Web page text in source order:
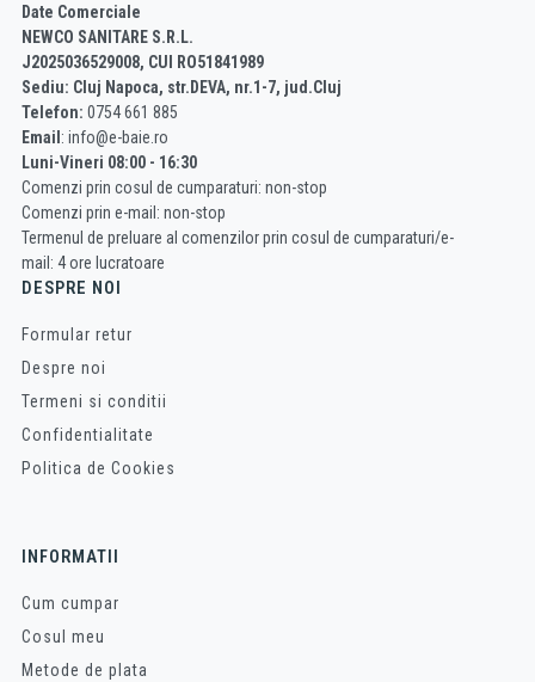
Date Comerciale
NEWCO SANITARE S.R.L.
J2025036529008, CUI RO51841989
Sediu: Cluj Napoca, str.DEVA, nr.1-7, jud.Cluj
Telefon: 0754 661 885
Email : info@e-baie.ro
Luni-Vineri 08:00 - 16:30
Comenzi prin cosul de cumparaturi: non-stop
Comenzi prin e-mail: non-stop
Termenul de preluare al comenzilor prin cosul de cumparaturi/e-
mail: 4 ore lucratoare
DESPRE NOI
Formular retur
Despre noi
Termeni si conditii
Confidentialitate
Politica de Cookies
INFORMATII
Cum cumpar
Cosul meu
Metode de plata